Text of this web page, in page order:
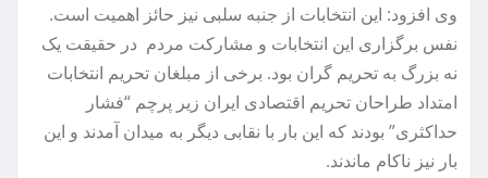
وی افزود: این انتخابات از جنبه سلبی نیز حائز اهمیت است.
نفس برگزاری این انتخابات و مشارکت مردم در حقیقت یک
نه بزرگ به تحریم گران بود. برخی از مبلغان تحریم انتخابات
امتداد طراحان تحریم اقتصادی ایران زیر پرچم “فشار
حداکثری” بودند که این بار با نقابی دیگر به میدان آمدند و این
بار نیز ناکام ماندند.